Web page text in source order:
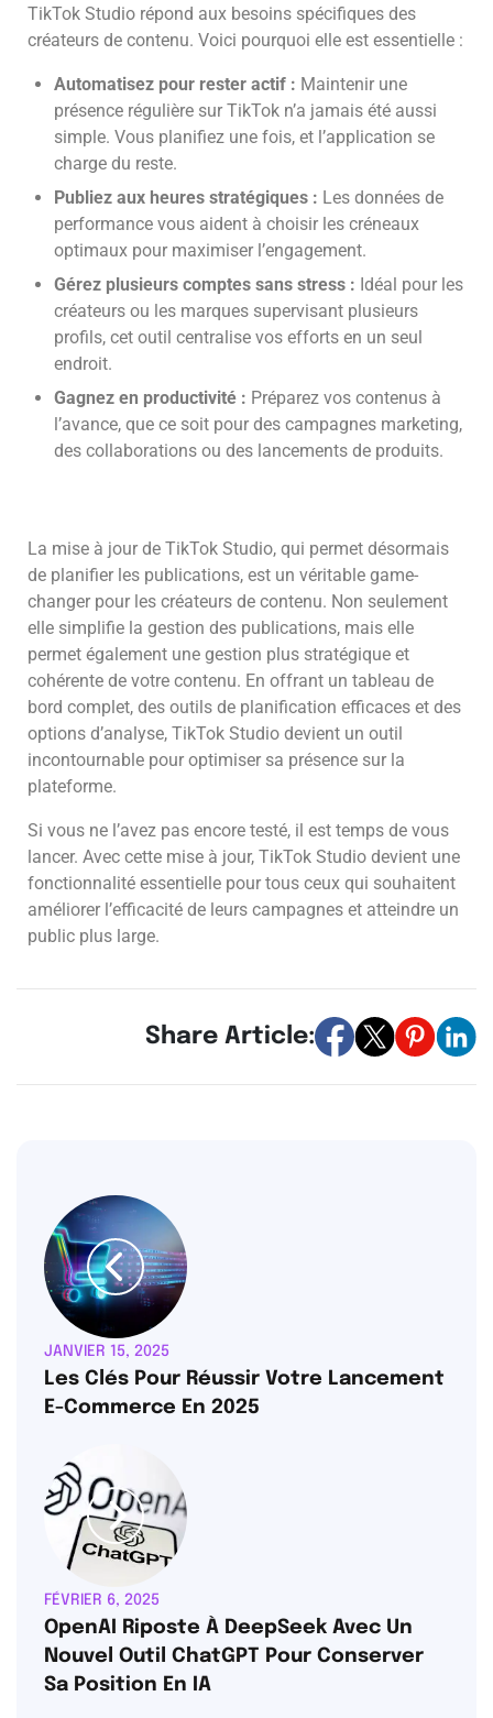
TikTok Studio répond aux besoins spécifiques des
créateurs de contenu. Voici pourquoi elle est essentielle :
Automatisez pour rester actif : Maintenir une
présence régulière sur TikTok n’a jamais été aussi
simple. Vous planifiez une fois, et l’application se
charge du reste.
Publiez aux heures stratégiques : Les données de
performance vous aident à choisir les créneaux
optimaux pour maximiser l’engagement.
Gérez plusieurs comptes sans stress : Idéal pour les
créateurs ou les marques supervisant plusieurs
profils, cet outil centralise vos efforts en un seul
endroit.
Gagnez en productivité : Préparez vos contenus à
l’avance, que ce soit pour des campagnes marketing,
des collaborations ou des lancements de produits.
La mise à jour de TikTok Studio, qui permet désormais
de planifier les publications, est un véritable game-
changer pour les créateurs de contenu. Non seulement
elle simplifie la gestion des publications, mais elle
permet également une gestion plus stratégique et
cohérente de votre contenu. En offrant un tableau de
bord complet, des outils de planification efficaces et des
options d’analyse, TikTok Studio devient un outil
incontournable pour optimiser sa présence sur la
plateforme.
Si vous ne l’avez pas encore testé, il est temps de vous
lancer. Avec cette mise à jour, TikTok Studio devient une
fonctionnalité essentielle pour tous ceux qui souhaitent
améliorer l’efficacité de leurs campagnes et atteindre un
public plus large.
Share Article:
JANVIER 15, 2025
Les Clés Pour Réussir Votre Lancement
E-Commerce En 2025
FÉVRIER 6, 2025
OpenAI Riposte À DeepSeek Avec Un
Nouvel Outil ChatGPT Pour Conserver
Sa Position En IA